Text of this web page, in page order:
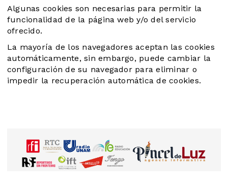
Algunas cookies son necesarias para permitir la
funcionalidad de la página web y/o del servicio
ofrecido.
La mayoría de los navegadores aceptan las cookies
automáticamente, sin embargo, puede cambiar la
configuración de su navegador para eliminar o
impedir la recuperación automática de cookies.